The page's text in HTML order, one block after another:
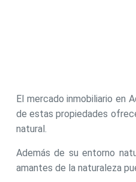
El mercado inmobiliario en
de estas propiedades
natural.
Además de su entorno
amantes de la naturaleza